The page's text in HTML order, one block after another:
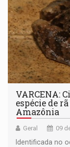
VARCENA:
espécie de
Amazônia
Geral 09
Identificada no